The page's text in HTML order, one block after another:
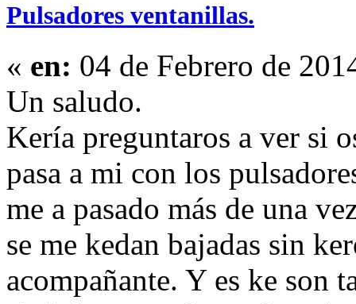
Pulsadores ventanillas.
« en: 04 de Febrero de
Un saludo.
Kería preguntaros a ver si
pasa a mi con los
me a pasado más de una
se me kedan bajadas sin
acompañante. Y es ke son